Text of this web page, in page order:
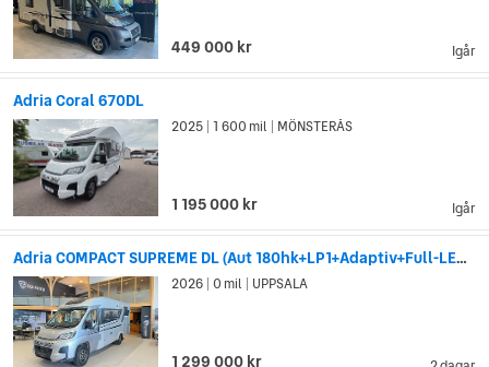
Igår
449 000 kr
Adria Coral 670DL
Igår
2025 1 600 mil MÖNSTERÅS
1 195 000 kr
Adria COMPACT SUPREME DL (Aut 180hk+LP1+Adaptiv+Full-LED+Elhandbroms)
2026 0 mil UPPSALA
1 299 000 kr